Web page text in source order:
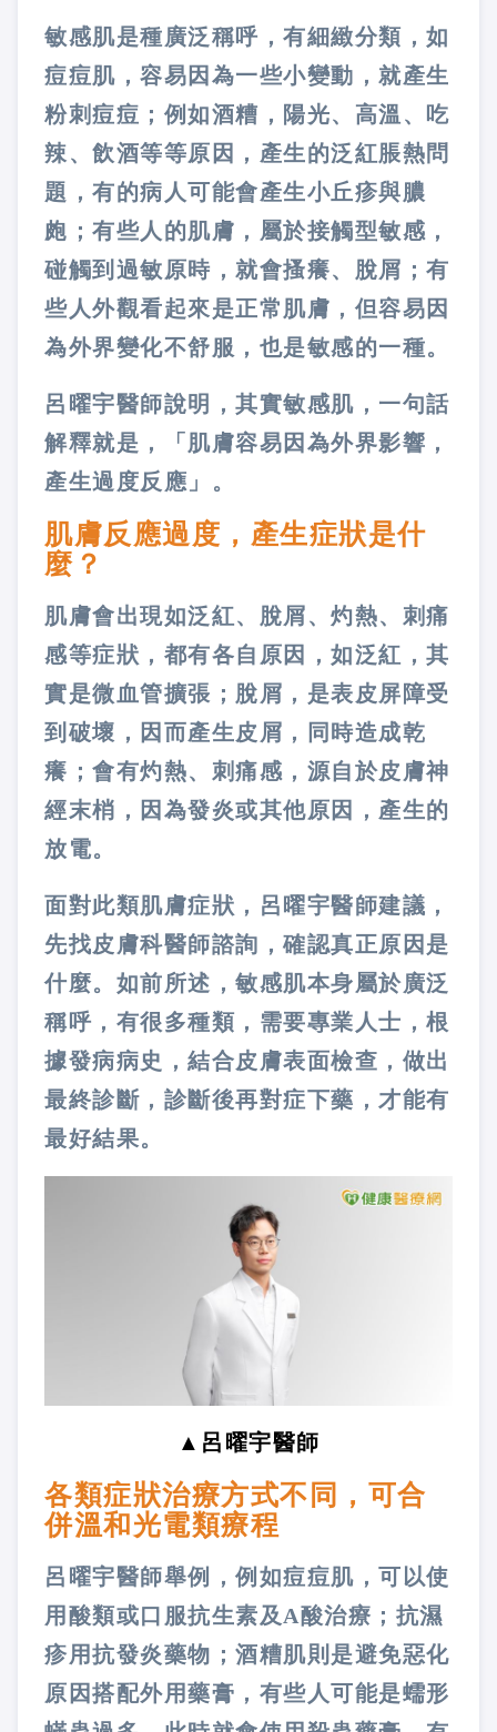
敏感肌是種廣泛稱呼，有細緻分類，如
痘痘肌，容易因為一些小變動，就產生
粉刺痘痘；例如酒糟，陽光、高溫、吃
辣、飲酒等等原因，產生的泛紅脹熱問
題，有的病人可能會產生小丘疹與膿
皰；有些人的肌膚，屬於接觸型敏感，
碰觸到過敏原時，就會搔癢、脫屑；有
些人外觀看起來是正常肌膚，但容易因
為外界變化不舒服，也是敏感的一種。
呂曜宇醫師說明，其實敏感肌，一句話
解釋就是，「肌膚容易因為外界影響，
產生過度反應」。
肌膚反應過度，產生症狀是什
麼？
肌膚會出現如泛紅、脫屑、灼熱、刺痛
感等症狀，都有各自原因，如泛紅，其
實是微血管擴張；脫屑，是表皮屏障受
到破壞，因而產生皮屑，同時造成乾
癢；會有灼熱、刺痛感，源自於皮膚神
經末梢，因為發炎或其他原因，產生的
放電。
面對此類肌膚症狀，呂曜宇醫師建議，
先找皮膚科醫師諮詢，確認真正原因是
什麼。如前所述，敏感肌本身屬於廣泛
稱呼，有很多種類，需要專業人士，根
據發病病史，結合皮膚表面檢查，做出
最終診斷，診斷後再對症下藥，才能有
最好結果。
▲呂曜宇醫師
各類症狀治療方式不同，可合
併溫和光電類療程
呂曜宇醫師舉例，例如痘痘肌，可以使
用酸類或口服抗生素及A酸治療；抗濕
疹用抗發炎藥物；酒糟肌則是避免惡化
原因搭配外用藥膏，有些人可能是蠕形